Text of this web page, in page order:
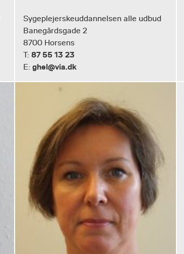
Sygeplejerskeuddannelsen alle udbud
Banegårdsgade 2
8700 Horsens
T: 87 55 13 23
E: ghel@via.dk